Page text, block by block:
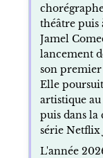
théâtre puis
Jamel
lancement
son premier
Elle
artistique
puis dans la
série Netflix
L'année